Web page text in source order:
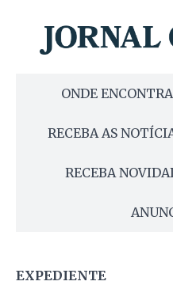
ONDE
RECEBA AS
RECEBA
EXPEDIENTE